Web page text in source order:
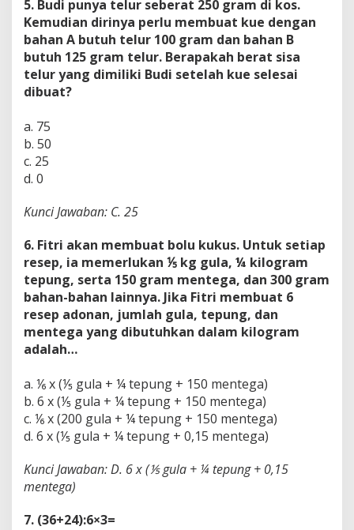
5. Budi punya telur seberat 250 gram di kos.
Kemudian dirinya perlu membuat kue dengan
bahan A butuh telur 100 gram dan bahan B
butuh 125 gram telur. Berapakah berat sisa
telur yang dimiliki Budi setelah kue selesai
dibuat?
a. 75
b. 50
c. 25
d. 0
Kunci Jawaban: C. 25
6. Fitri akan membuat bolu kukus. Untuk setiap
resep, ia memerlukan ⅕ kg gula, ¼ kilogram
tepung, serta 150 gram mentega, dan 300 gram
bahan-bahan lainnya. Jika Fitri membuat 6
resep adonan, jumlah gula, tepung, dan
mentega yang dibutuhkan dalam kilogram
adalah…
a. ⅙ x (⅕ gula + ¼ tepung + 150 mentega)
b. 6 x (⅕ gula + ¼ tepung + 150 mentega)
c. ⅙ x (200 gula + ¼ tepung + 150 mentega)
d. 6 x (⅕ gula + ¼ tepung + 0,15 mentega)
Kunci Jawaban: D. 6 x (⅕gula + ¼ tepung + 0,15
mentega)
7. (36+24):6×3=